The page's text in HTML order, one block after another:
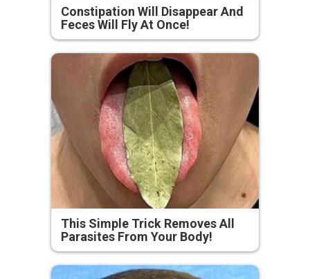
Constipation Will Disappear And
Feces Will Fly At Once!
This Simple Trick Removes All
Parasites From Your Body!